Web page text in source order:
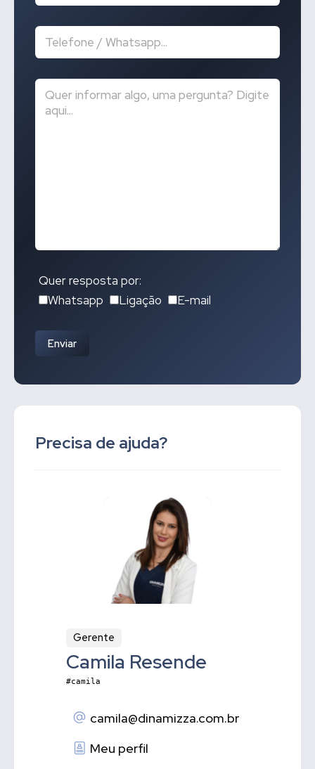
Quer resposta por:
Whatsapp
Ligação E-mail
Enviar
Precisa de ajuda?
Gerente
Camila Resende
#camila
camila@dinamizza.com.br
Meu perfil